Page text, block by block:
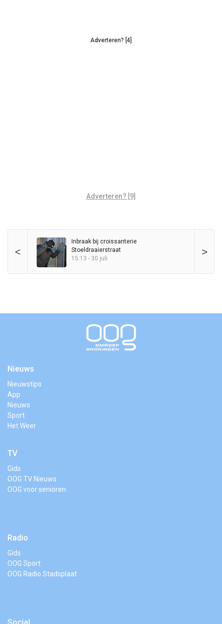
Adverteren? [4]
Adverteren? [9]
< >
Inbraak bij croissanterie
Stoeldraaierstraat
15:13 - 30 juli
Nieuws
Nieuwstips
App
Nieuws
Sport
Het Weer
TV
Gids
OOG TV Nieuws
OOG voor senioren
Radio
Gids
OOG Sport
OOG Radio Stadsplaat
Social